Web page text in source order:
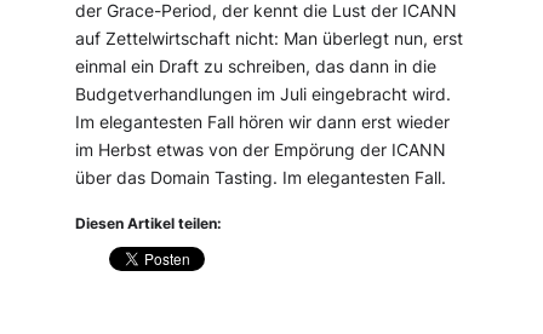
der Grace-Period, der kennt die Lust der ICANN
auf Zettelwirtschaft nicht: Man überlegt nun, erst
einmal ein Draft zu schreiben, das dann in die
Budgetverhandlungen im Juli eingebracht wird.
Im elegantesten Fall hören wir dann erst wieder
im Herbst etwas von der Empörung der ICANN
über das Domain Tasting. Im elegantesten Fall.
Diesen Artikel teilen: